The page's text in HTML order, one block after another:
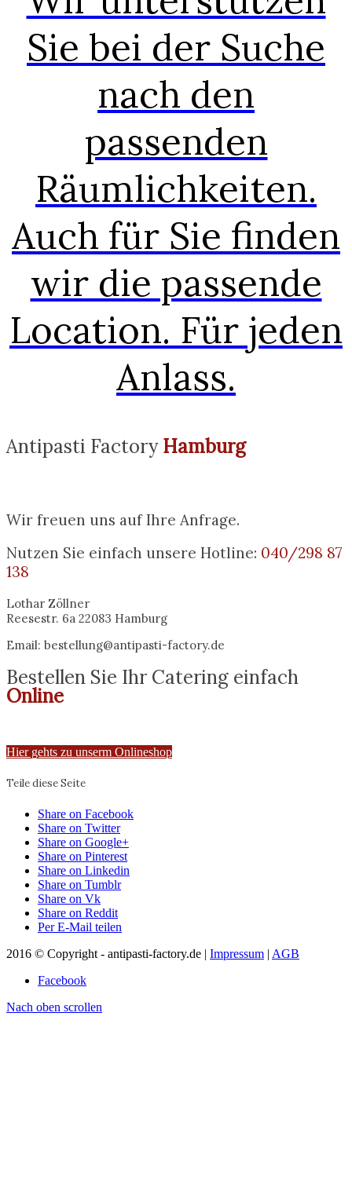
Sie bei der Suche
nach den
passenden
Räumlichkeiten.
Auch für Sie finden
wir die passende
Location. Für jeden
Anlass.
Antipasti FactoryHamburg
Wir freuen uns auf Ihre Anfrage.
Nutzen Sie einfach unsere Hotline: 040/298 87
138
Lothar Zöllner
Reesestr. 6a 22083 Hamburg
Email: bestellung@antipasti-factory.de
Bestellen Sie Ihr Catering einfach
Online
Hier gehts zu unserm Onlineshop
Teile diese Seite
Share on Facebook
Share on Twitter
Share on Google+
Share on Pinterest
Share on Linkedin
Share on Tumblr
Share on Vk
Share on Reddit
Per E-Mail teilen
2016 © Copyright - antipasti-factory.de | Impressum | AGB
Facebook
Nach oben scrollen